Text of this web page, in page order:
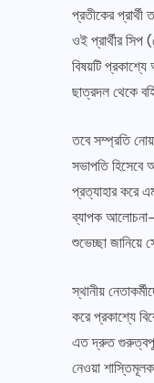
প্রতীকের
ওই প্রার্থীর সিপ
বিষয়টি
ছাত্রদল থেকে
তবে সম্প্রতি
সভাপতি হিসেবে
প্রত্যাহার করে
ব্যাপক আলোচনা-
শুভেচ্ছা জানিয়ে
স্থানীয়
করে প্রকাশ্যে
এত দ্রুত
নেওয়া